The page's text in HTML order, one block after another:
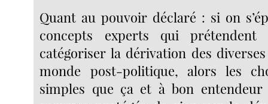
Quant au pouvoir déclaré : si on
concepts experts qui prétendent
catégoriser la dérivation des
monde post-politique, alors les
simples que ça et à bon